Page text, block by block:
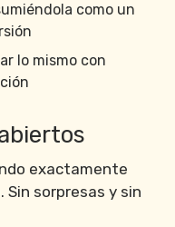
como un
lo mismo con
exactamente
Sin sorpresas y sin